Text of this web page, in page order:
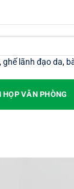
ghế lãnh đạo da,
HỌP VĂN PHÒNG